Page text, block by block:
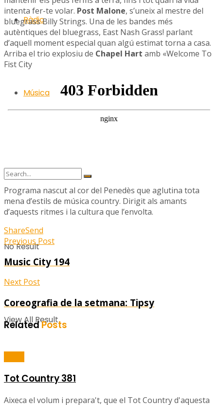
Ràdio
Música
No Result
View All Result
intenta fer-te volar. Post Malone, s’uneix al mestre del
bluegrass Billy Strings. Una de les bandes més
autèntiques del bluegrass, East Nash Grass! parlant
d’aquell moment especial quan algú estimat torna a casa.
Arriba el trio explosiu de Chapel Hart amb «Welcome To
Fist City
Programa nascut al cor del Penedès que aglutina tota
mena d’estils de música country. Dirigit als amants
d’aquests ritmes i la cultura que l’envolta.
ShareSend
Previous Post
Music City 194
Next Post
Coreografia de la setmana: Tipsy
RelatedPosts
Tot Country 381
Aixeca el volum i prepara't, que el Tot Country d'aquesta